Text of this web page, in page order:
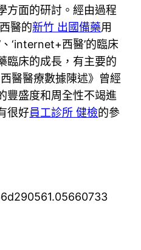
方面的研討。經由過程
醫的新竹 出國備藥用
‘internet+西醫’的臨床
臨床的成長，有主要的
醫醫療數據陳述》曾經
豐盛度和周全性不竭進
很好員工診所 健檢的參